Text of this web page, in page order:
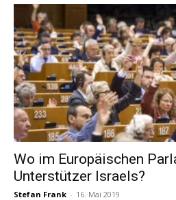
Wo im Europäischen
Unterstützer Israels?
Stefan Frank - 16. Mai 2019